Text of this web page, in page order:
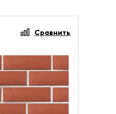
Сравнить